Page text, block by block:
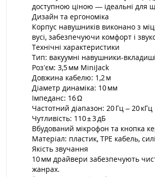
доступною ціною — ідеальні для
Дизайн та ергономіка
Корпус навушників виконано з
вусі, забезпечуючи комфорт і
Технічні характеристики
Тип: вакуумні навушники-вкладиші
Роз’єм: 3,5 мм MiniJack
Довжина кабелю: 1,2 м
Діаметр динаміка: 10 мм
Імпеданс: 16 Ω
Частотний діапазон: 20 Гц – 20 кГц
Чутливість: 110 ± 3 дБ
Вбудований мікрофон та кнопка
Матеріал: пластик, TPE кабель,
Якість звучання
10 мм драйвери забезпечують
жанрах.